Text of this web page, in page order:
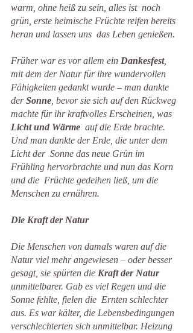
warm, ohne heiß zu sein, alles ist  noch
grün, erste heimische Früchte reifen bereits
heran und lassen uns  das Leben genießen.
Früher war es vor allem ein Dankesfest,
mit dem der Natur für ihre wundervollen
Fähigkeiten gedankt wurde – man dankte
der Sonne , bevor sie sich auf den Rückweg
machte für ihr kraftvolles Erscheinen, was
Licht und Wärme
  auf die Erde brachte.
Und man dankte der Erde, die unter dem
Licht der  Sonne das neue Grün im
Frühling hervorbrachte und nun das Korn
und die  Früchte gedeihen ließ, um die
Menschen zu ernähren.
Die Kraft der Natur
Die Menschen von damals waren auf die
Natur viel mehr angewiesen – oder besser
gesagt, sie spürten die Kraft der Natur
unmittelbarer. Gab es viel Regen und die
Sonne fehlte, fielen die  Ernten schlechter
aus. Es war kälter, die Lebensbedingungen
verschlechterten sich unmittelbar. Heizung